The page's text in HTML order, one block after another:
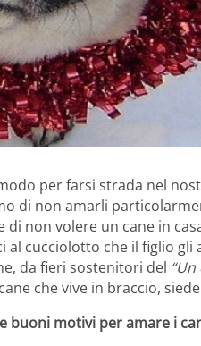
per farsi strada nel
di non amarli
non volere un cane in
cucciolotto che il figlio
da fieri sostenitori del
che vive in braccio,
buoni motivi per amare i